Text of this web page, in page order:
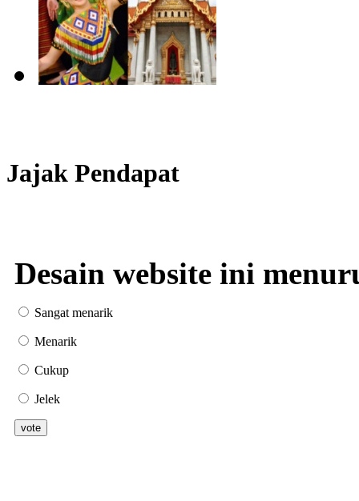
Jajak Pendapat
Desain website ini
Sangat menarik
Menarik
Cukup
Jelek